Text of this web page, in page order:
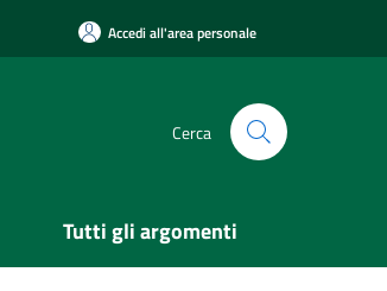
Accedi all'area personale
Cerca
Tutti gli argomenti